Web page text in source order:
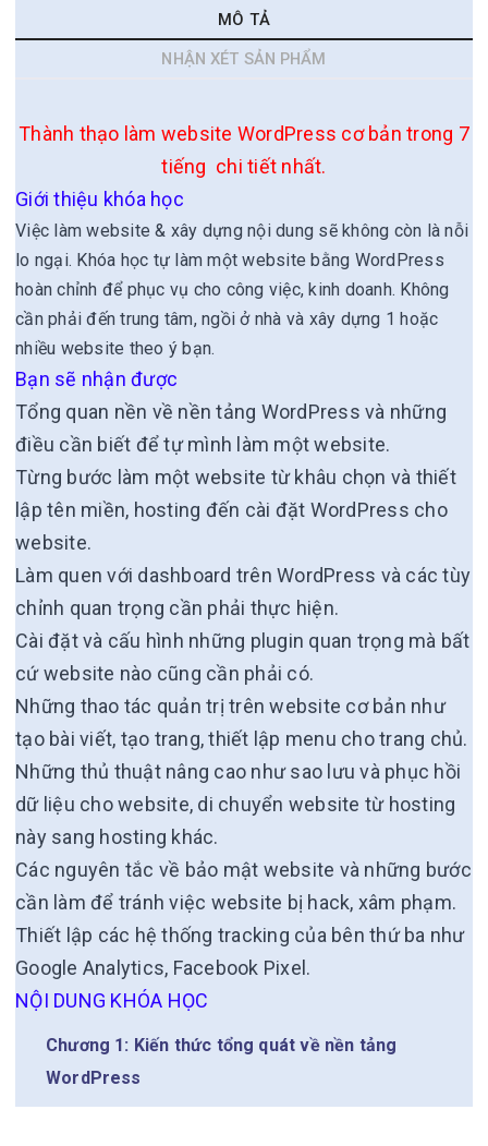
MÔ TẢ
NHẬN XÉT SẢN PHẨM
Thành thạo làm website WordPress cơ bản trong 7
tiếng chi tiết nhất.
Giới thiệu khóa học
Việc làm website & xây dựng nội dung sẽ không còn là nỗi
lo ngại. Khóa học tự làm một website bằng WordPress
hoàn chỉnh để phục vụ cho công việc, kinh doanh. Không
cần phải đến trung tâm, ngồi ở nhà và xây dựng 1 hoặc
nhiều website theo ý bạn.
Bạn sẽ nhận được
Tổng quan nền về nền tảng WordPress và những
điều cần biết để tự mình làm một website.
Từng bước làm một website từ khâu chọn và thiết
lập tên miền, hosting đến cài đặt WordPress cho
website.
Làm quen với dashboard trên WordPress và các tùy
chỉnh quan trọng cần phải thực hiện.
Cài đặt và cấu hình những plugin quan trọng mà bất
cứ website nào cũng cần phải có.
Những thao tác quản trị trên website cơ bản như
tạo bài viết, tạo trang, thiết lập menu cho trang chủ.
Những thủ thuật nâng cao như sao lưu và phục hồi
dữ liệu cho website, di chuyển website từ hosting
này sang hosting khác.
Các nguyên tắc về bảo mật website và những bước
cần làm để tránh việc website bị hack, xâm phạm.
Thiết lập các hệ thống tracking của bên thứ ba như
Google Analytics, Facebook Pixel.
NỘI DUNG KHÓA HỌC
Chương 1: Kiến thức tổng quát về nền tảng
WordPress